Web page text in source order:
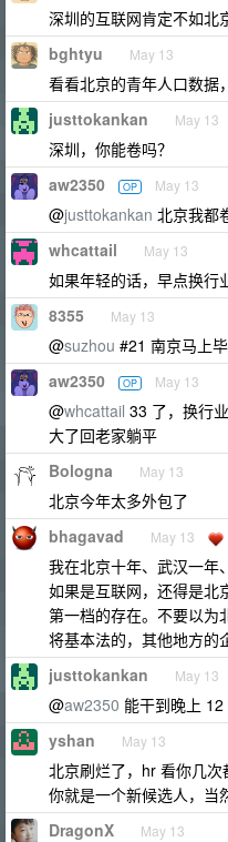
深圳的互联网肯定不如北
bghtyu May 13
看看北京的青年人口数据
justtokankan May 13
深圳，你能卷吗？
aw2350 OP May 13
@justtokankan 北京我都
whcattail May 13
如果年轻的话，早点换行
8355 May 13
@suzhou #21 南京马上
aw2350 OP May 13
@whcattail 33 了，换行
大了回老家躺平
Bologna May 13
北京今年太多外包了
bhagavad May 13
我在北京十年、武汉一年
如果是互联网，还得是北
第一档的存在。不要以为
将基本法的，其他地方的
justtokankan May 13
@aw2350 能干到晚上 12
yshan May 13
北京刷烂了，hr 看你几次
你就是一个新候选人，当
DragonX May 13